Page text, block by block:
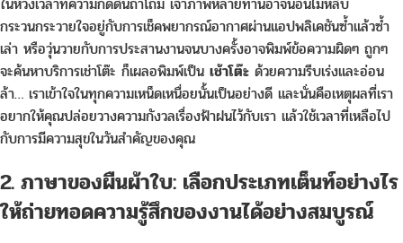
กระวนกระวายใจอยู่กับการเช็คพยากรณ์อากาศผ่านแอปพลิเคชันซ้ำแล้วซ้ำ
เล่า หรือวุ่นวายกับการประสานงานจนบางครั้งอาจพิมพ์ข้อความผิดๆ ถูกๆ
จะค้นหาบริการเช่าโต๊ะ ก็เผลอพิมพ์เป็น เช้าโต๊ะ ด้วยความรีบเร่งและอ่อน
ล้า… เราเข้าใจในทุกความเหน็ดเหนื่อยนั้นเป็นอย่างดี และนั่นคือเหตุผลที่เรา
อยากให้คุณปล่อยวางความกังวลเรื่องฟ้าฝนไว้กับเรา แล้วใช้เวลาที่เหลือไป
กับการมีความสุขในวันสำคัญของคุณ
2. ภาษาของผืนผ้าใบ: เลือกประเภทเต็นท์อย่างไร
ให้ถ่ายทอดความรู้สึกของงานได้อย่างสมบูรณ์